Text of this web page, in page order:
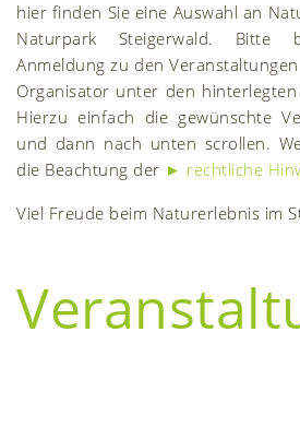
hier finden Sie eine Auswahl an
Naturpark Steigerwald. Bitte
Anmeldung zu den
Organisator unter den
Hierzu einfach die gewünschte
und dann nach unten scrollen.
die Beachtung der ► rechtliche
Viel Freude beim Naturerlebnis im